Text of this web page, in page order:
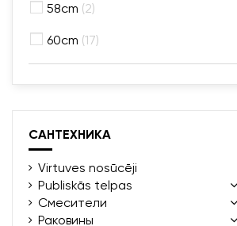
58cm 2
60cm 17
САНТЕХНИКА
Virtuves nosūcēji
Publiskās telpas
Смесители
Раковины